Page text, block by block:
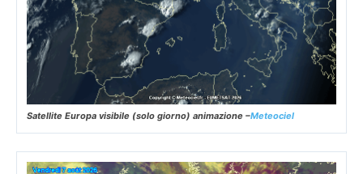
Satellite Europa visibile (solo giorno) animazione –Meteociel